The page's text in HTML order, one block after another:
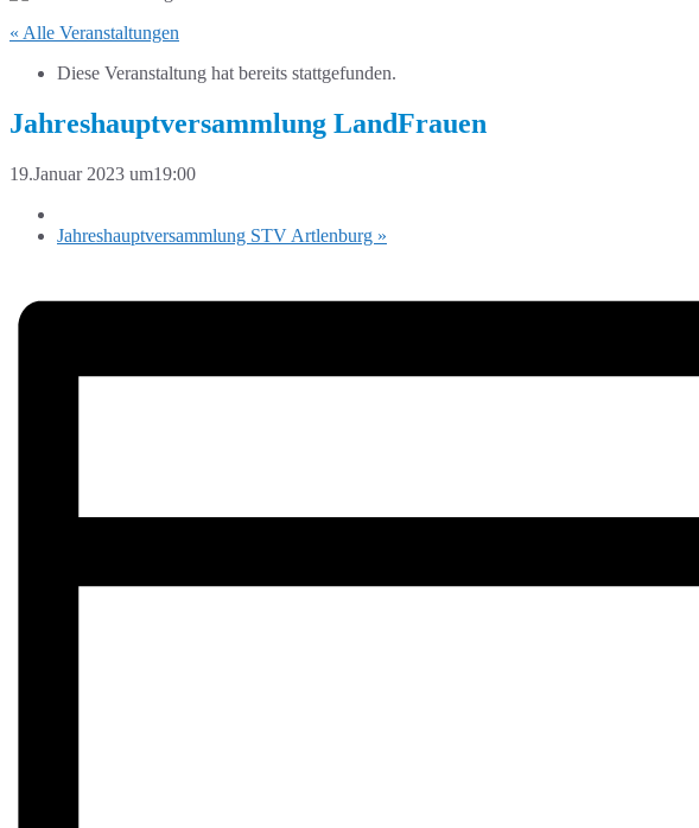
« Alle Veranstaltungen
Diese Veranstaltung hat bereits stattgefunden.
Jahreshauptversammlung LandFrauen
19.Januar 2023 um19:00
Jahreshauptversammlung STV Artlenburg »